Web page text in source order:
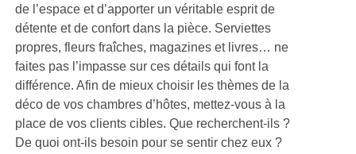
de l’espace et d’apporter un véritable esprit de
détente et de confort dans la pièce. Serviettes
propres, fleurs fraîches, magazines et livres… ne
faites pas l’impasse sur ces détails qui font la
différence. Afin de mieux choisir les thèmes de la
déco de vos chambres d’hôtes, mettez-vous à la
place de vos clients cibles. Que recherchent-ils ?
De quoi ont-ils besoin pour se sentir chez eux ?